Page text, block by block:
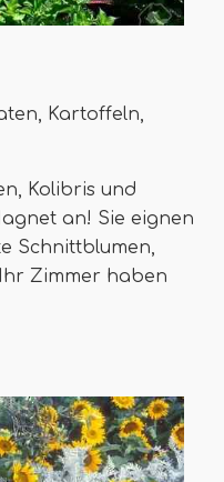
Kartoffeln,
Kolibris und
an! Sie eignen
Schnittblumen,
Zimmer haben